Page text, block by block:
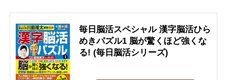
毎日脳活スペシャル 漢字脳活ひら
めきパズル1 脳が驚くほど強くな
る! (毎日脳活シリーズ)